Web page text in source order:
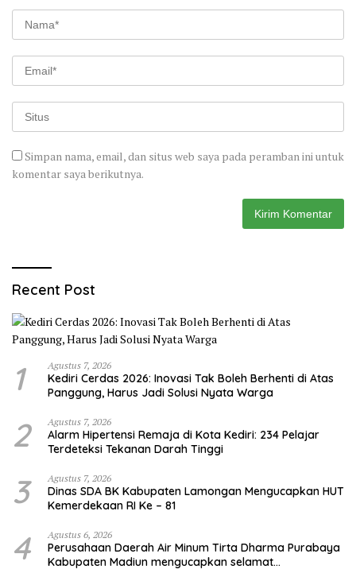
Simpan nama, email, dan situs web saya pada peramban ini untuk
komentar saya berikutnya.
Recent Post
1 Agustus 7, 2026
Kediri Cerdas 2026: Inovasi Tak Boleh Berhenti di Atas
Panggung, Harus Jadi Solusi Nyata Warga
2 Agustus 7, 2026
Alarm Hipertensi Remaja di Kota Kediri: 234 Pelajar
Terdeteksi Tekanan Darah Tinggi
3 Agustus 7, 2026
Dinas SDA BK Kabupaten Lamongan Mengucapkan HUT
Kemerdekaan RI Ke – 81
4 Agustus 6, 2026
Perusahaan Daerah Air Minum Tirta Dharma Purabaya
Kabupaten Madiun mengucapkan selamat